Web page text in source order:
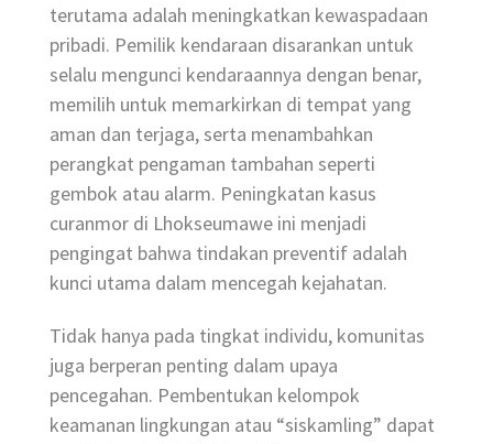
terutama adalah meningkatkan kewaspadaan
pribadi. Pemilik kendaraan disarankan untuk
selalu mengunci kendaraannya dengan benar,
memilih untuk memarkirkan di tempat yang
aman dan terjaga, serta menambahkan
perangkat pengaman tambahan seperti
gembok atau alarm. Peningkatan kasus
curanmor di Lhokseumawe ini menjadi
pengingat bahwa tindakan preventif adalah
kunci utama dalam mencegah kejahatan.
Tidak hanya pada tingkat individu, komunitas
juga berperan penting dalam upaya
pencegahan. Pembentukan kelompok
keamanan lingkungan atau “siskamling” dapat